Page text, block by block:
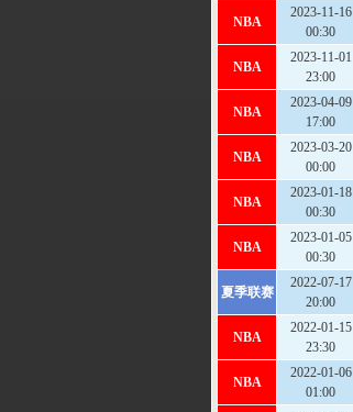
NBA
2023-11-16
00:30
NBA
2023-11-01
23:00
NBA
2023-04-09
17:00
NBA
2023-03-20
00:00
NBA
2023-01-18
00:30
NBA
2023-01-05
00:30
夏季联赛
2022-07-17
20:00
NBA
2022-01-15
23:30
NBA
2022-01-06
01:00